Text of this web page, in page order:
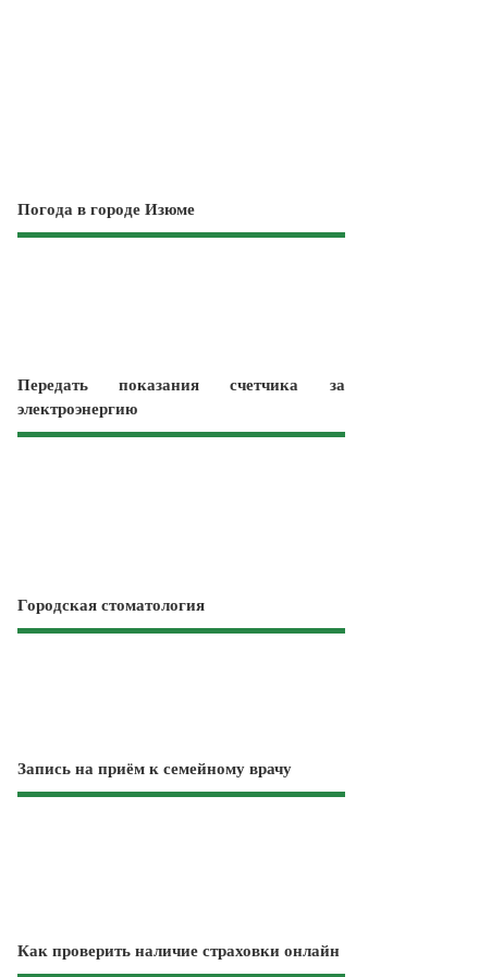
Погода в городе Изюме
Передать показания счетчика за
электроэнергию
Городская стоматология
Запись на приём к семейному врачу
Как проверить наличие страховки онлайн